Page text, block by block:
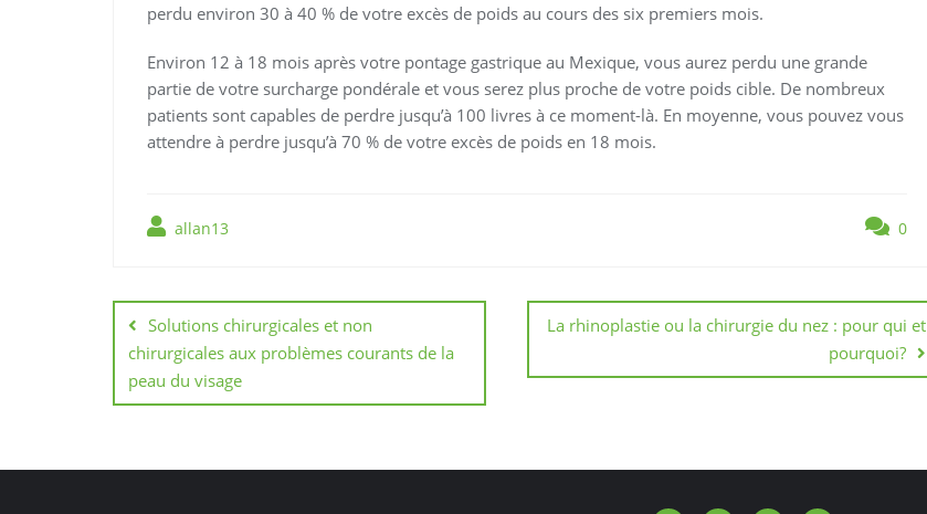
perdu environ 30 à 40 % de votre excès de poids au cours des six premiers mois.
Environ 12 à 18 mois après votre pontage gastrique au Mexique, vous aurez perdu une grande
partie de votre surcharge pondérale et vous serez plus proche de votre poids cible. De nombreux
patients sont capables de perdre jusqu’à 100 livres à ce moment-là. En moyenne, vous pouvez vous
attendre à perdre jusqu’à 70 % de votre excès de poids en 18 mois.
allan13 0
Navigation
de
l’article
Solutions chirurgicales et non
chirurgicales aux problèmes courants de la
peau du visage
La rhinoplastie ou la chirurgie du nez : pour qui et
pourquoi?